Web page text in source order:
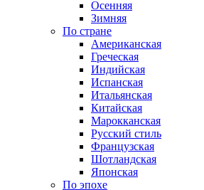
Осенняя
Зимняя
По стране
Американская
Греческая
Индийская
Испанская
Итальянская
Китайская
Марокканская
Русский стиль
Французская
Шотландская
Японская
По эпохе